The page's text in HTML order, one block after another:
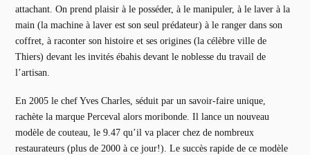
attachant. On prend plaisir à le posséder, à le manipuler, à le laver à la
main (la machine à laver est son seul prédateur) à le ranger dans son
coffret, à raconter son histoire et ses origines (la célèbre ville de
Thiers) devant les invités ébahis devant le noblesse du travail de
l’artisan.
En 2005 le chef Yves Charles, séduit par un savoir-faire unique,
rachète la marque Perceval alors moribonde. Il lance un nouveau
modèle de couteau, le 9.47 qu’il va placer chez de nombreux
restaurateurs (plus de 2000 à ce jour!). Le succès rapide de ce modèle